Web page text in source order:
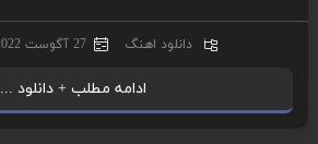
دانلود اهنگ 27 آگوست 2022
ادامه مطلب + دانلود ...